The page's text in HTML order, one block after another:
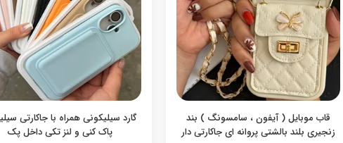
قاب موبایل ( آیفون ، سامسونگ ) بند
زنجیری بلند بالشتی پروانه ای جاکارتی دار
گارد سیلیکونی همراه با جاکارتی
پاک کنی و لنز تکی داخل پک